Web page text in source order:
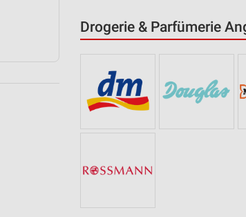
Drogerie & Parfümerie